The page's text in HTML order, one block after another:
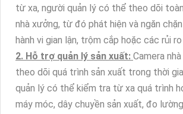
từ xa, người quản lý có thể theo dõi
nhà xưởng, từ đó phát hiện và ngăn
hành vi gian lận, trộm cắp hoặc các rủi
2. Hỗ trợ quản lý sản xuất: Camera
theo dõi quá trình sản xuất trong thời
quản lý có thể kiểm tra từ xa quá trình
máy móc, dây chuyền sản xuất, đo